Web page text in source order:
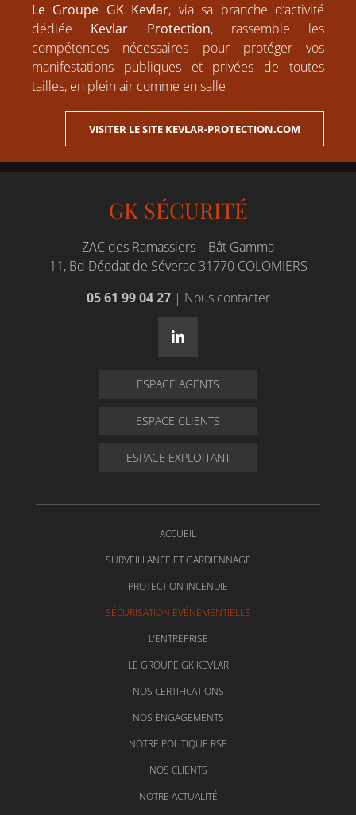
Le Groupe GK Kevlar, via sa branche d’activité
dédiée Kevlar Protection, rassemble les
compétences nécessaires pour protéger vos
manifestations publiques et privées de toutes
tailles, en plein air comme en salle
VISITER LE SITE KEVLAR-PROTECTION.COM
GK SÉCURITÉ
ZAC des Ramassiers – Bât Gamma
11, Bd Déodat de Séverac 31770 COLOMIERS
05 61 99 04 27 | Nous contacter
ESPACE AGENTS
ESPACE CLIENTS
ESPACE EXPLOITANT
ACCUEIL
SURVEILLANCE ET GARDIENNAGE
PROTECTION INCENDIE
SÉCURISATION ÉVÉNEMENTIELLE
L’ENTREPRISE
LE GROUPE GK KEVLAR
NOS CERTIFICATIONS
NOS ENGAGEMENTS
NOTRE POLITIQUE RSE
NOS CLIENTS
NOTRE ACTUALITÉ